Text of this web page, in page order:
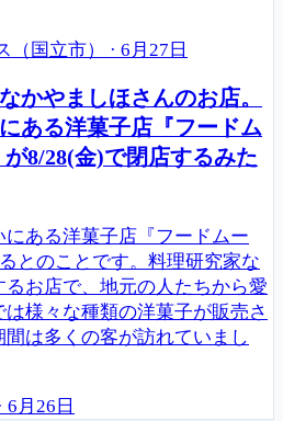
（国立市） · 6月27日
かやましほさんのお店。
ある洋菓子店『フードム
8/28(金)で閉店するみた
ある洋菓子店『フードムー
とのことです。料理研究家な
お店で、地元の人たちから愛
様々な種類の洋菓子が販売さ
は多くの客が訪れていまし
· 6月26日